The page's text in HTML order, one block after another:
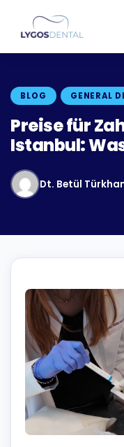
BLOG GENERAL
Preise für
Istanbul:
Dt. Betül